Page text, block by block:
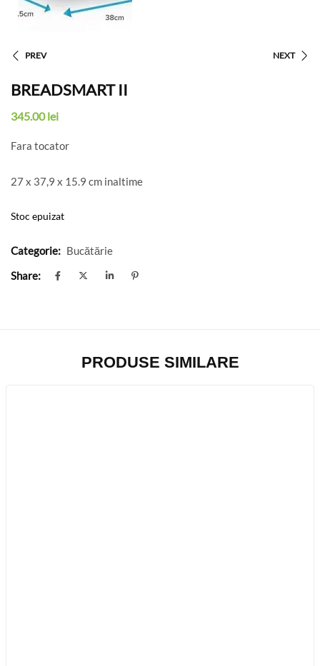
PREV NEXT
BREADSMART II
345.00lei
Fara tocator
27 x 37,9 x 15.9 cm inaltime
Stoc epuizat
Categorie: Bucătărie
Share:
PRODUSE SIMILARE